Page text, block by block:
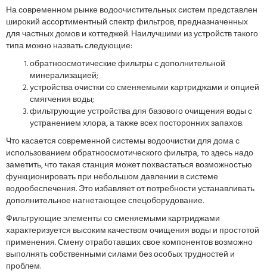
На современном рынке водоочистительных систем представлен
широкий ассортиментный спектр фильтров, предназначенных
для частных домов и коттеджей. Наилучшими из устройств такого
типа можно назвать следующие:
обратноосмотические фильтры с дополнительной
минерализацией;
устройства очистки со сменяемыми картриджами и опцией
смягчения воды;
фильтрующие устройства для базового очищения воды с
устранением хлора, а также всех посторонних запахов.
Что касается современной системы водоочистки для дома с
использованием обратноосмотического фильтра, то здесь надо
заметить, что такая станция может похвастаться возможностью
функционировать при небольшом давлении в системе
водообеспечения. Это избавляет от потребности устанавливать
дополнительное нагнетающее спецоборудование.
Фильтрующие элементы со сменяемыми картриджами
характеризуется высоким качеством очищения воды и простотой
применения. Смену отработавших свое компонентов возможно
выполнять собственными силами без особых трудностей и
проблем.